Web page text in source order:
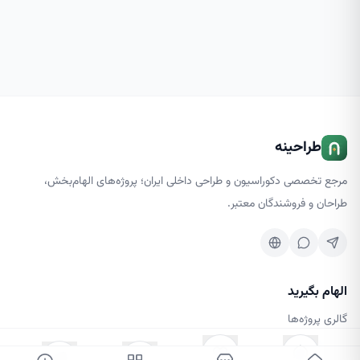
طراحینه
مرجع تخصصی دکوراسیون و طراحی داخلی ایران؛ پروژه‌های الهام‌بخش،
طراحان و فروشندگان معتبر.
الهام بگیرید
گالری پروژه‌ها
کسب‌وکارها